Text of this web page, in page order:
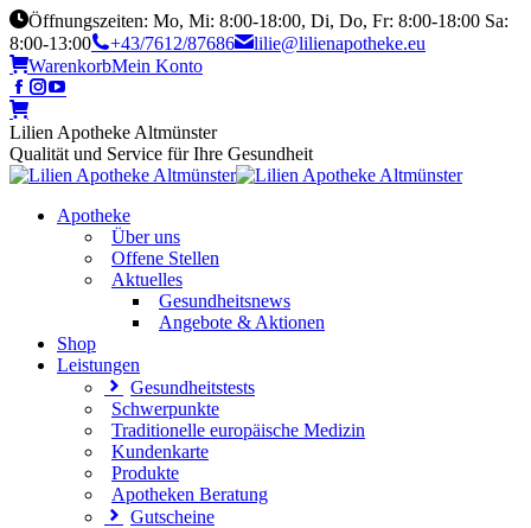
Öffnungszeiten: Mo, Mi: 8:00-18:00, Di, Do, Fr: 8:00-18:00 Sa:
8:00-13:00
+43/7612/87686
lilie@lilienapotheke.eu
WarenkorbMein Konto
Lilien Apotheke Altmünster
Qualität und Service für Ihre Gesundheit
Apotheke
Über uns
Offene Stellen
Aktuelles
Gesundheitsnews
Angebote & Aktionen
Shop
Leistungen
Gesundheitstests
Schwerpunkte
Traditionelle europäische Medizin
Kundenkarte
Produkte
Apotheken Beratung
Gutscheine